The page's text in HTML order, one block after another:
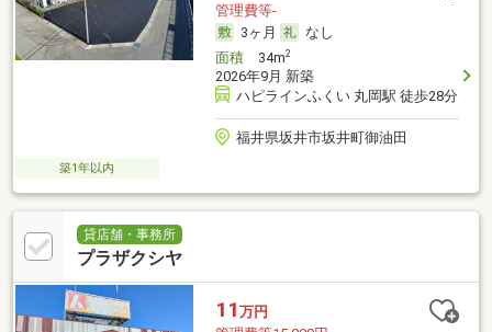
管理費等-
3ヶ月
なし
面積34m2
2026年9月 新築
ハピラインふくい 丸岡駅 徒歩28分
福井県坂井市坂井町御油田
築1年以内
貸店舗・事務所
プラザクシヤ
11 万円